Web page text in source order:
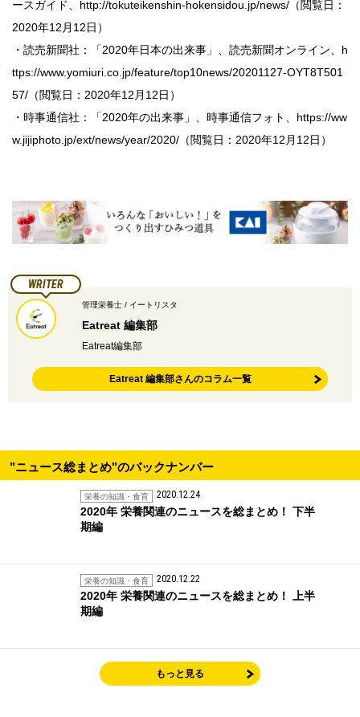
ースガイド、http://tokuteikenshin-hokensidou.jp/news/（閲覧日：
2020年12月12日）
・読売新聞社：「2020年日本の出来事」、読売新聞オンライン、h
ttps://www.yomiuri.co.jp/feature/top10news/20201127-OYT8T501
57/（閲覧日：2020年12月12日）
・時事通信社：「2020年の出来事」、時事通信フォト、https://ww
w.jijiphoto.jp/ext/news/year/2020/（閲覧日：2020年12月12日）
WRITER
管理栄養士 / イートリスタ
Eatreat 編集部
Eatreat編集部
Eatreat 編集部さんのコラム一覧
"ニュース総まとめ"のバックナンバー
栄養の知識・食育 2020.12.24
2020年 栄養関連のニュースを総まとめ！ 下半
期編
栄養の知識・食育 2020.12.22
2020年 栄養関連のニュースを総まとめ！ 上半
期編
もっと見る